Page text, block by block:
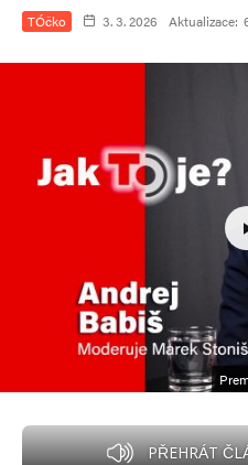
TÓčko 3. 3. 2026 Aktualizace:
PŘEHRÁT